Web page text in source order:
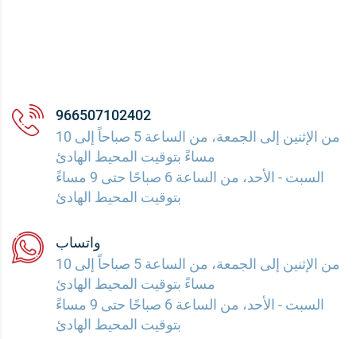
966507102402
من الإثنين إلى الجمعة، من الساعة 5 صباحاً إلى 10
مساءً بتوقيت المحيط الهادئ
السبت - الأحد، من الساعة 6 صباحًا حتى 9 مساءً
بتوقيت المحيط الهادئ
واتساب
من الإثنين إلى الجمعة، من الساعة 5 صباحاً إلى 10
مساءً بتوقيت المحيط الهادئ
السبت - الأحد، من الساعة 6 صباحًا حتى 9 مساءً
بتوقيت المحيط الهادئ